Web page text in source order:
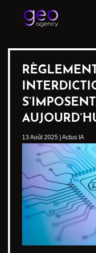
13 Août 2025 Actus IA